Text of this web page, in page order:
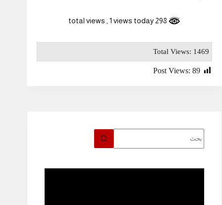
, 1 views today
Total Views: 1469
Post Views: 89
توجد